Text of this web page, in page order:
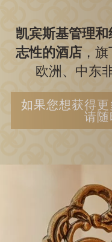
凯宾斯基管理
志性的酒店 ，
欧洲、中东
如果您想获得更
请随